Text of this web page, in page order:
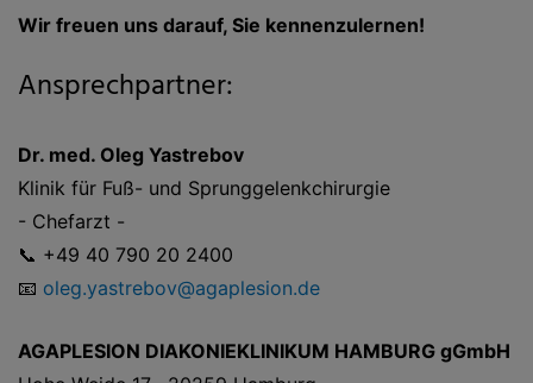
Wir freuen uns darauf, Sie kennenzulernen!
Ansprechpartner:
Dr. med. Oleg Yastrebov
Klinik für Fuß- und Sprunggelenkchirurgie
- Chefarzt -
📞 +49 40 790 20 2400
📧 oleg.yastrebov@agaplesion.de
AGAPLESION DIAKONIEKLINIKUM HAMBURG gGmbH